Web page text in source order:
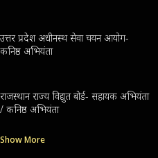
उत्तर प्रदेश अधीनस्थ सेवा चयन आयोग-
कनिष्ठ अभियंता
राजस्थान राज्य विद्युत बोर्ड- सहायक अभियंता
/ कनिष्ठ अभियंता
Show More